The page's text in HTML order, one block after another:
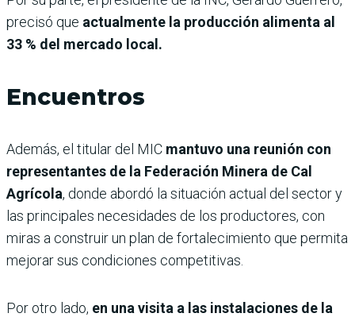
precisó que actualmente la producción alimenta al
33 % del mercado local.
Encuentros
Además, el titular del MIC mantuvo una reunión con
representantes de la Federación Minera de Cal
Agrícola, donde abordó la situación actual del sector y
las principales necesidades de los productores, con
miras a construir un plan de fortalecimiento que permita
mejorar sus condiciones competitivas.
Por otro lado, en una visita a las instalaciones de la